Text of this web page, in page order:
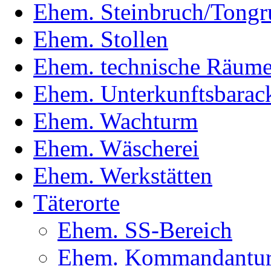
Ehem. Steinbruch/
Ehem. Stollen
Ehem. technische
Ehem.
Ehem. Wachturm
Ehem. Wäscherei
Ehem. Werkstätten
Täterorte
Ehem. SS-Bereich
Ehem.